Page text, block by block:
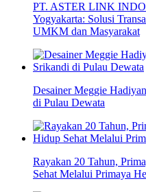
PT. ASTER LINK
Yogyakarta: Solusi
UMKM dan Masyarakat
Desainer Meggie
di Pulau Dewata
Rayakan 20 Tahun,
Sehat Melalui Primaya